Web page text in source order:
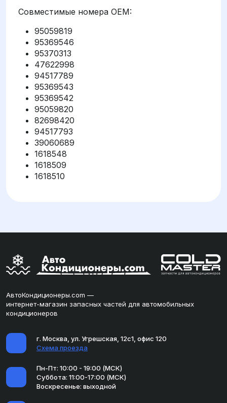
Совместимые номера OEM:
95059819
95369546
95370313
47622998
94517789
95369543
95369542
95059820
82698420
94517793
39060689
1618548
1618509
1618510
АвтоКондиционеры.com —
интернет-магазин запасных частей для автомобильных
кондиционеров
г. Москва, ул. Угрешская, 12с1, офис 120
Схема проезда
Пн-Пт: 10:00 - 19:00 (МСК)
Суббота: 11:00-17:00 (МСК)
Воскресенье: выходной